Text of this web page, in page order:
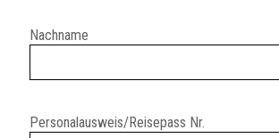
Nachname
Personalausweis/Reisepass Nr.